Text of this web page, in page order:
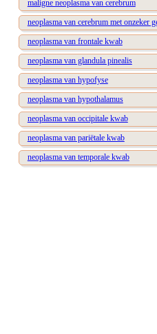
maligne neoplasma van cerebrum
neoplasma van cerebrum met onzeker
neoplasma van frontale kwab
neoplasma van glandula pinealis
neoplasma van hypofyse
neoplasma van hypothalamus
neoplasma van occipitale kwab
neoplasma van pariëtale kwab
neoplasma van temporale kwab